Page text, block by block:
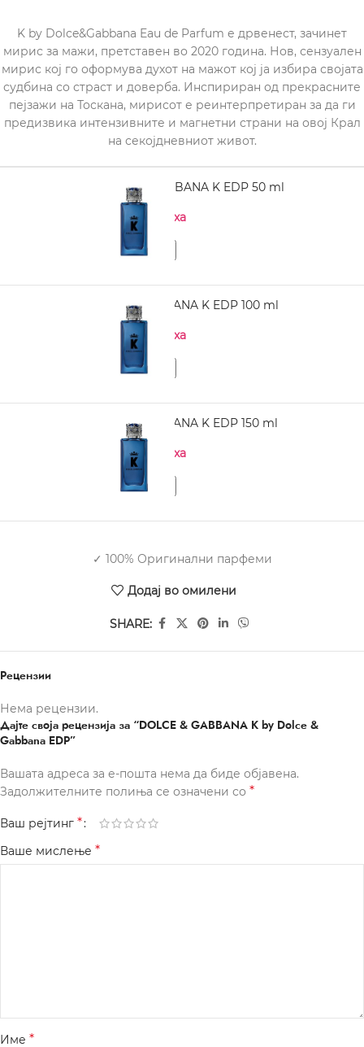
K by Dolce&Gabbana Eau de Parfum е дрвенест, зачинет
мирис за мажи, претставен во 2020 година. Нов, сензуален
мирис кој го оформува духот на мажот кој ја избира својата
судбина со страст и доверба. Инспириран од прекрасните
пејзажи на Тоскана, мирисот е реинтерпретиран за да ги
предизвика интензивните и магнетни страни на овој Крал
на секојдневниот живот.
DOLCE & GABBANA K EDP 50 ml
Нема на залиха
DOLCE GABBANA K EDP 100 ml
Нема на залиха
DOLCE GABBANA K EDP 150 ml
Нема на залиха
✓ 100% Оригинални парфеми
Додај во омилени
SHARE:
Рецензии
Нема рецензии.
Дајте своја рецензија за “DOLCE & GABBANA K by Dolce &
Gabbana EDP”
Вашата адреса за е-пошта нема да биде објавена.
Задолжителните полиња се означени со *
Ваш рејтинг *
Ваше мислење *
Име *